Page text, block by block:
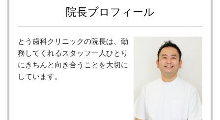
院長プロフィール
とう歯科クリニックの院長は、勤
務してくれるスタッフ一人ひとり
にきちんと向き合うことを大切に
しています。